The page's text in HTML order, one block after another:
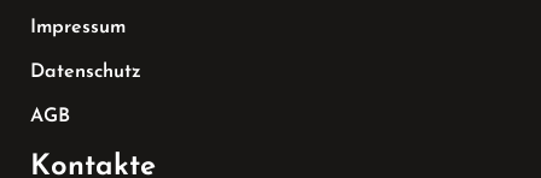
Impressum
Datenschutz
AGB
Kontakte